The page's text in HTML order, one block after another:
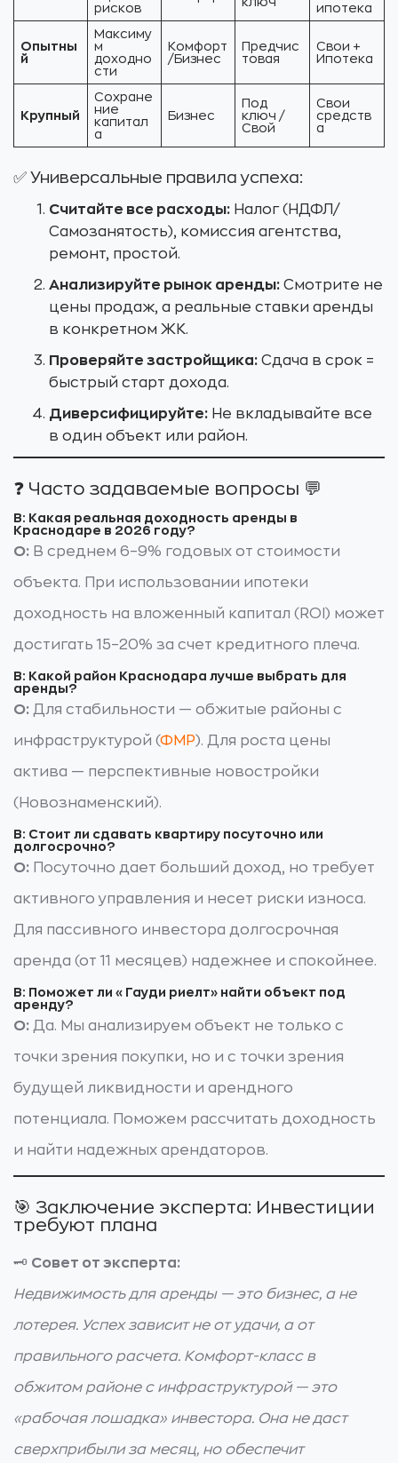
рисков
ипотека
Опытны
й
Максиму
м
доходно
сти
Комфорт
/Бизнес
Предчис
товая
Свои +
Ипотека
Крупный
Сохране
ние
капитал
а
Бизнес
Под
ключ /
Свой
Свои
средств
а
✅ Универсальные правила успеха:
Считайте все расходы: Налог (НДФЛ/
Самозанятость), комиссия агентства,
ремонт, простой.
Анализируйте рынок аренды: Смотрите не
цены продаж, а реальные ставки аренды
в конкретном ЖК.
Проверяйте застройщика: Сдача в срок =
быстрый старт дохода.
Диверсифицируйте: Не вкладывайте все
в один объект или район.
❓ Часто задаваемые вопросы 💬
В: Какая реальная доходность аренды в
Краснодаре в 2026 году?
О: В среднем 6–9% годовых от стоимости
объекта. При использовании ипотеки
доходность на вложенный капитал (ROI) может
достигать 15–20% за счет кредитного плеча.
В: Какой район Краснодара лучше выбрать для
аренды?
О: Для стабильности — обжитые районы с
инфраструктурой (ФМР). Для роста цены
актива — перспективные новостройки
(Новознаменский).
В: Стоит ли сдавать квартиру посуточно или
долгосрочно?
О: Посуточно дает больший доход, но требует
активного управления и несет риски износа.
Для пассивного инвестора долгосрочная
аренда (от 11 месяцев) надежнее и спокойнее.
В: Поможет ли «Гауди риелт» найти объект под
аренду?
О: Да. Мы анализируем объект не только с
точки зрения покупки, но и с точки зрения
будущей ликвидности и арендного
потенциала. Поможем рассчитать доходность
и найти надежных арендаторов.
🎯 Заключение эксперта: Инвестиции
требуют плана
🗝️ Совет от эксперта:
Недвижимость для аренды — это бизнес, а не
лотерея. Успех зависит не от удачи, а от
правильного расчета. Комфорт-класс в
обжитом районе с инфраструктурой — это
«рабочая лошадка» инвестора. Она не даст
сверхприбыли за месяц, но обеспечит